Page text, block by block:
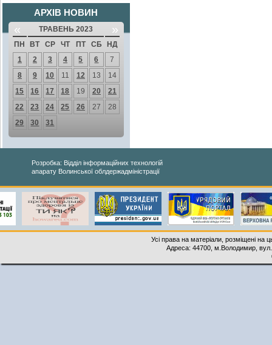
АРХІВ НОВИН
« ТРАВЕНЬ 2023 »
ПН ВТ СР ЧТ ПТ СБ
НД
1
2 3 4 5 6
7
8
9 10 11 12 13
14
15
16 17 18 19 20
21
22
23 24 25 26 27
28
29
30 31
Розробка: Відділ інформаційних технологій
апарату Волинської облдержадміністрації
Усі права на матеріали, розміщені на
Адреса: 44700, м.Володимир,